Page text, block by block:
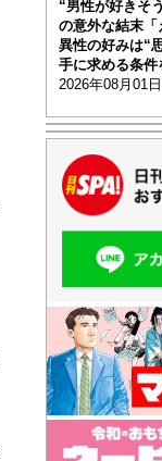
“男性が好きそ
の意外な結末「
異性の好みは“
手に求める条件
2026年08月01日